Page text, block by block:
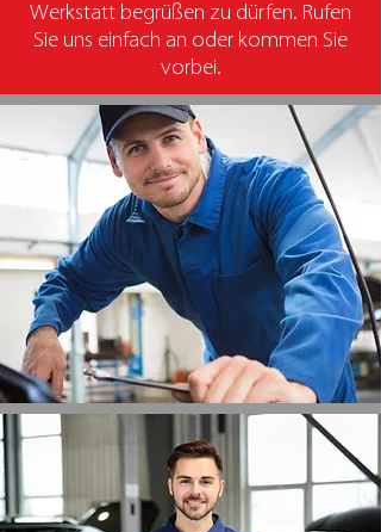
Werkstatt begrüßen zu dürfen. Rufen
Sie uns einfach an oder kommen Sie
vorbei.